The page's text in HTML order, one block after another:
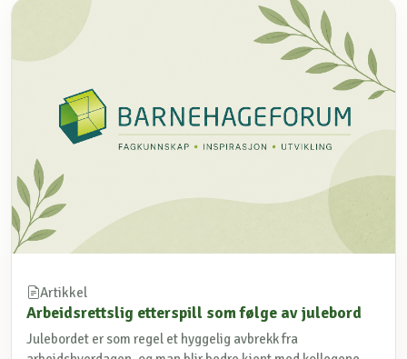
Artikkel
Arbeidsrettslig etterspill som følge av julebord
Julebordet er som regel et hyggelig avbrekk fra